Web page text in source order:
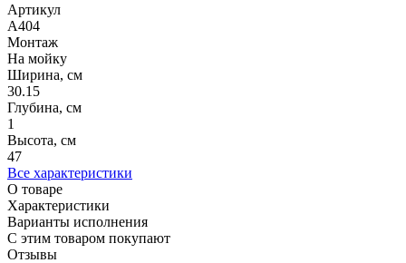
Артикул
A404
Монтаж
На мойку
Ширина, см
30.15
Глубина, см
1
Высота, см
47
Все характеристики
О товаре
Характеристики
Варианты исполнения
С этим товаром покупают
Отзывы